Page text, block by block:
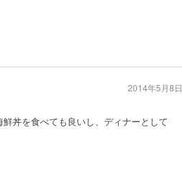
丼を食べても良いし、ディナーとして
2014年5月8日